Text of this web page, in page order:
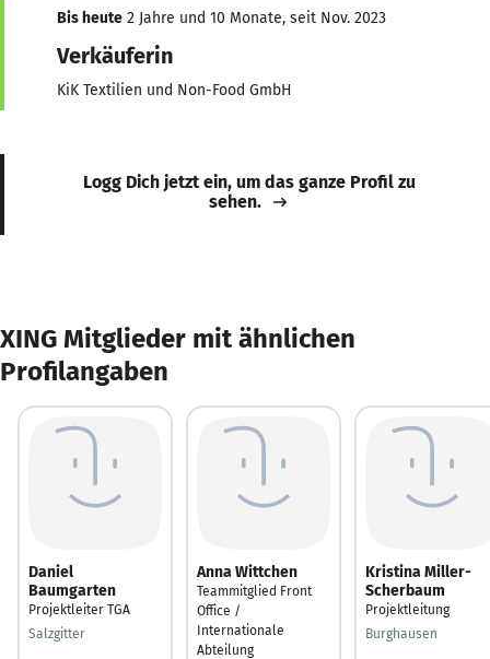
Bis heute 2 Jahre und 10 Monate, seit Nov. 2023
Verkäuferin
KiK Textilien und Non-Food GmbH
Logg Dich jetzt ein, um das ganze Profil zu
sehen.
XING Mitglieder mit ähnlichen
Profilangaben
Daniel
Baumgarten
Projektleiter TGA
Salzgitter
Anna Wittchen
Teammitglied Front
Office /
Internationale
Abteilung
Kristina Miller-
Scherbaum
Projektleitung
Burghausen